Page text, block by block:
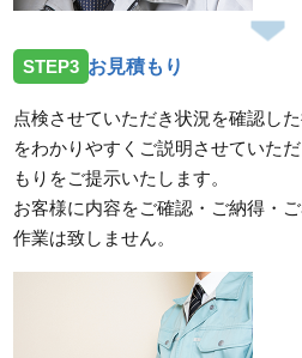
STEP3 お見積もり
点検させていただき状況を確認し
をわかりやすくご説明させていた
もりをご提示いたします。
お客様に内容をご確認・ご納得・
作業は致しません。